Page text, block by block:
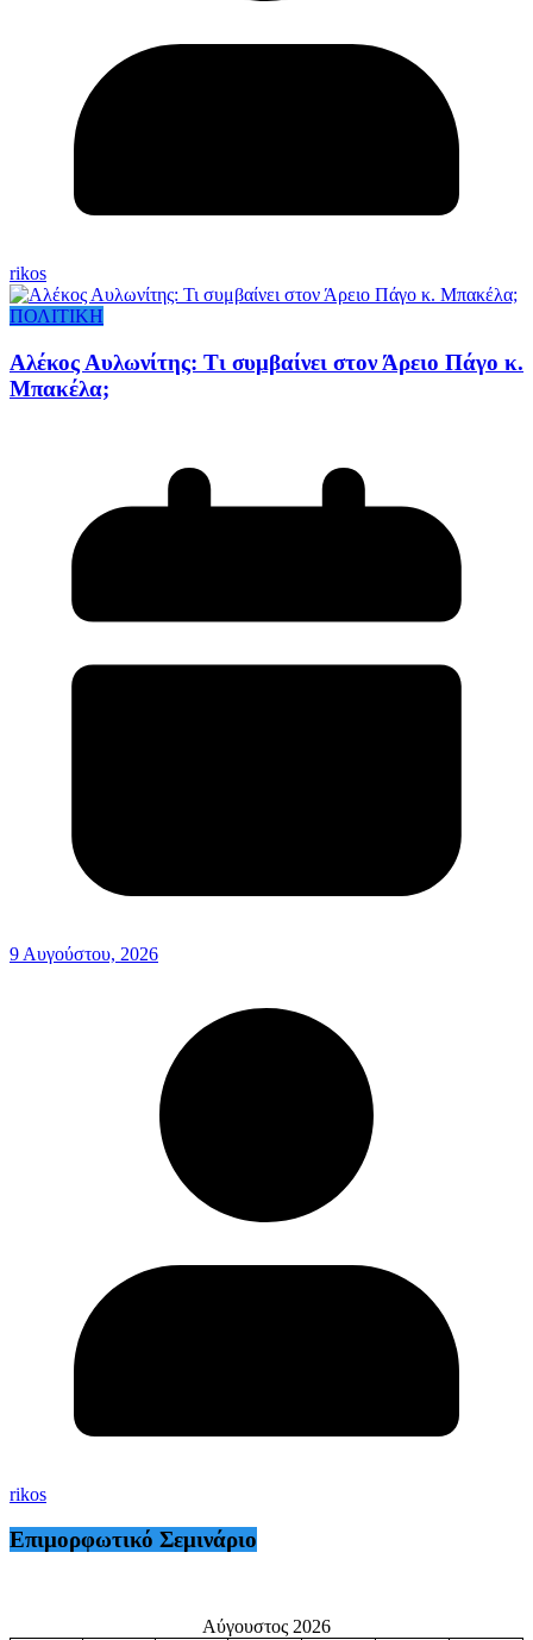
rikos
ΠΟΛΙΤΙΚΗ
Αλέκος Αυλωνίτης: Τι συμβαίνει στον Άρειο Πάγο κ.
Μπακέλα;
9 Αυγούστου, 2026
rikos
Επιμορφωτικό Σεμινάριο
Αύγουστος 2026